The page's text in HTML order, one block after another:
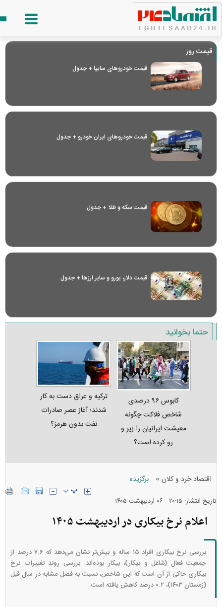
قیمت روز
قیمت خودرو‌های سایپا + جدول
قیمت خودرو‌های ایران خودرو + جدول
قیمت سکه و طلا + جدول
قیمت دلار، یورو و سایر ارز‌ها + جدول
حتما بخوانید
کابوس ۹۶ درصدی
شاخص فلاکت چگونه
معیشت ایرانیان را زیر و
رو کرده است؟
ترکیه و عراق دست به کار
شدند؛ آغاز عصر صادرات
نفت بدون هرمز؟
اقتصاد خرد و کلان » برگزیده
تاریخ انتشار: ۲۰:۱۵ - ۰۶ ارديبهشت ۱۴۰۵
اعلام نرخ بیکاری در اردیبهشت ۱۴۰۵
بررسی نرخ بیکاری افراد ۱۵ ساله و بیش‌تر نشان می‌دهد که ۷.۶ درصد از
جمعیت فعال (شاغل و بیکار)، بیکار بوده‌اند. بررسی روند تغییرات نرخ
بیکاری حاکی از آن است که این شاخص، نسبت به فصل مشابه در سال قبل
(زمستان ۱۴۰۳)، ۰.۲ درصد کاهش یافته است.